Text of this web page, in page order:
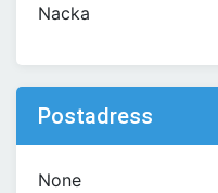
Nacka
Postadress
None